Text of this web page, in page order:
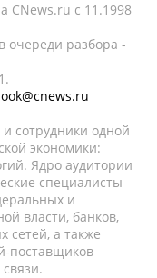
CNews.ru c 11.1998
очереди разбора -
сотрудники одной
экономики:
Ядро аудитории
специалисты
и
власти, банков,
а также
поставщиков